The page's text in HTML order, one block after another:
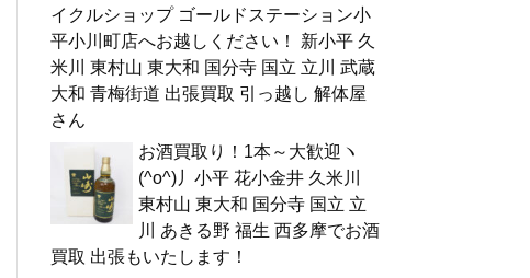
イクルショップ ゴールドステーション小
平小川町店へお越しください！ 新小平 久
米川 東村山 東大和 国分寺 国立 立川 武蔵
大和 青梅街道 出張買取 引っ越し 解体屋
さん
お酒買取り！1本～大歓迎ヽ
(^o^)丿小平 花小金井 久米川
東村山 東大和 国分寺 国立 立
川 あきる野 福生 西多摩でお酒
買取 出張もいたします！